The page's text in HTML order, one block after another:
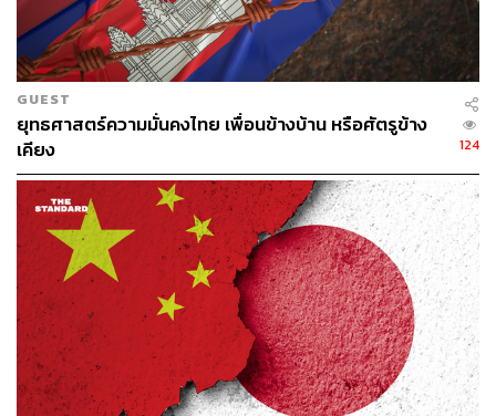
AOT ชี้แบกต้นทุนสนามบินไม่ไหว ขึ้นค่า PSC เพื่อ
ความยั่งยืน
ปวีณา จริยิติพงศ์ กรรมการผู้อำนวยการใหญ่ บริษัท ท่า
อากาศยานไทย จำกัด (มหาชน) หรือ AOT เปิดเผยกับ THE
STANDARD WEALTH ถึงกรณีการปรับขึ้นค่าบริการผู้
โดยสารขาออกระหว่างประเทศ (Passenger Service
Charge: PSC) ในที่จะ มีผลตั้งแต่วันที่ 20 มิถุนายนนี้ว่า มี
ความจำเป็นต่อ การรักษามาตรฐานและศักยภาพการ
แข่งขันของสนามบินไทยในระยะยาว
GUEST
ยุทธศาสตร์ความมั่นคงไทย เพื่อนข้างบ้าน หรือศัตรูข้าง
เคียง
124